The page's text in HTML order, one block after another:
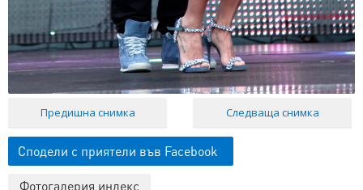
Предишна снимка Следваща снимка
Сподели с приятели във Facebook
Фотогалерия индекс